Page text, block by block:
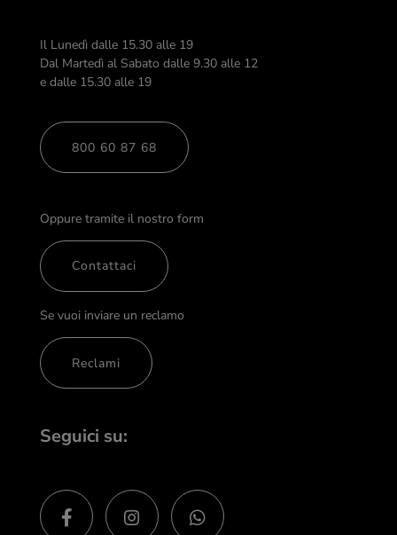
Il Lunedì dalle 15.30 alle 19
Dal Martedì al Sabato dalle 9.30 alle 12
e dalle 15.30 alle 19
800 60 87 68
Oppure tramite il nostro form
Contattaci
Se vuoi inviare un reclamo
Reclami
Seguici su: